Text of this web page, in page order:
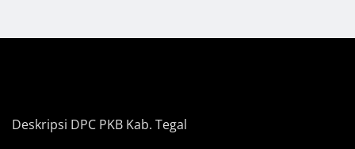
Deskripsi DPC PKB Kab. Tegal